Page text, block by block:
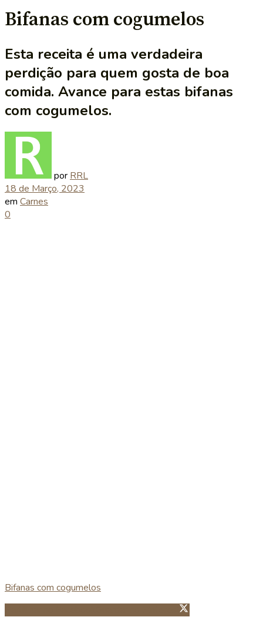
Bifanas com cogumelos
Esta receita é uma verdadeira
perdição para quem gosta de boa
comida. Avance para estas bifanas
com cogumelos.
por RRL
18 de Março, 2023
em Carnes
0
Bifanas com cogumelos
Guardar no Pinterest